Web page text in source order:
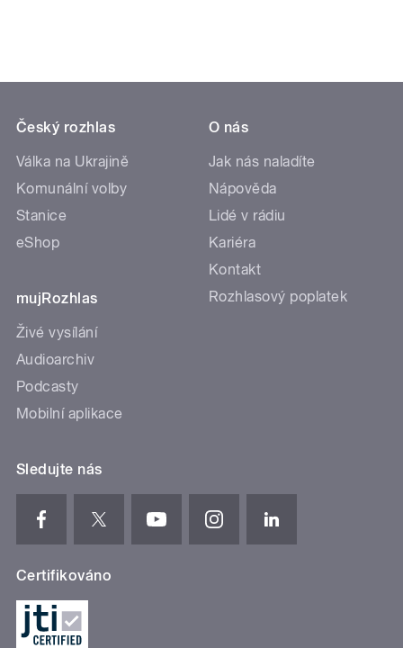
Český rozhlas
Válka na Ukrajině
Komunální volby
Stanice
eShop
mujRozhlas
Živé vysílání
Audioarchiv
Podcasty
Mobilní aplikace
O nás
Jak nás naladíte
Nápověda
Lidé v rádiu
Kariéra
Kontakt
Rozhlasový poplatek
Sledujte nás
Certifikováno